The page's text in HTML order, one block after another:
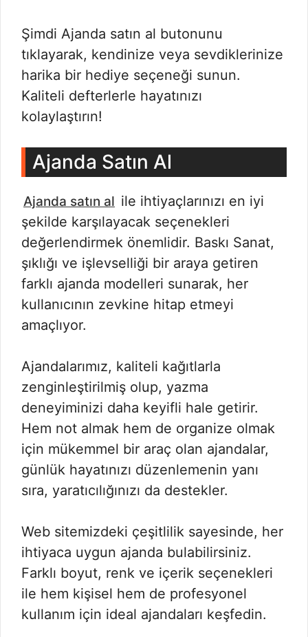
Şimdi Ajanda satın al butonunu
tıklayarak, kendinize veya sevdiklerinize
harika bir hediye seçeneği sunun.
Kaliteli defterlerle hayatınızı
kolaylaştırın!
Ajanda Satın Al
Ajanda satın al ile ihtiyaçlarınızı en iyi
şekilde karşılayacak seçenekleri
değerlendirmek önemlidir. Baskı Sanat,
şıklığı ve işlevselliği bir araya getiren
farklı ajanda modelleri sunarak, her
kullanıcının zevkine hitap etmeyi
amaçlıyor.
Ajandalarımız, kaliteli kağıtlarla
zenginleştirilmiş olup, yazma
deneyiminizi daha keyifli hale getirir.
Hem not almak hem de organize olmak
için mükemmel bir araç olan ajandalar,
günlük hayatınızı düzenlemenin yanı
sıra, yaratıcılığınızı da destekler.
Web sitemizdeki çeşitlilik sayesinde, her
ihtiyaca uygun ajanda bulabilirsiniz.
Farklı boyut, renk ve içerik seçenekleri
ile hem kişisel hem de profesyonel
kullanım için ideal ajandaları keşfedin.